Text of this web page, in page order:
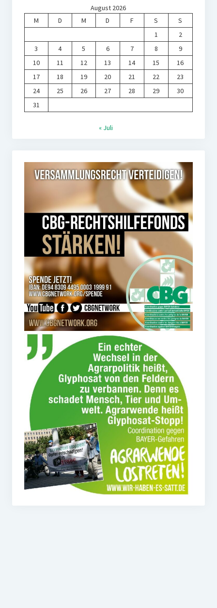
August 2026
M
D M D F S
S
1
2
3
4 5 6 7 8
9
10
11 12 13 14 15
16
17
18 19 20 21 22
23
24
25 26 27 28 29
30
31
« Juli